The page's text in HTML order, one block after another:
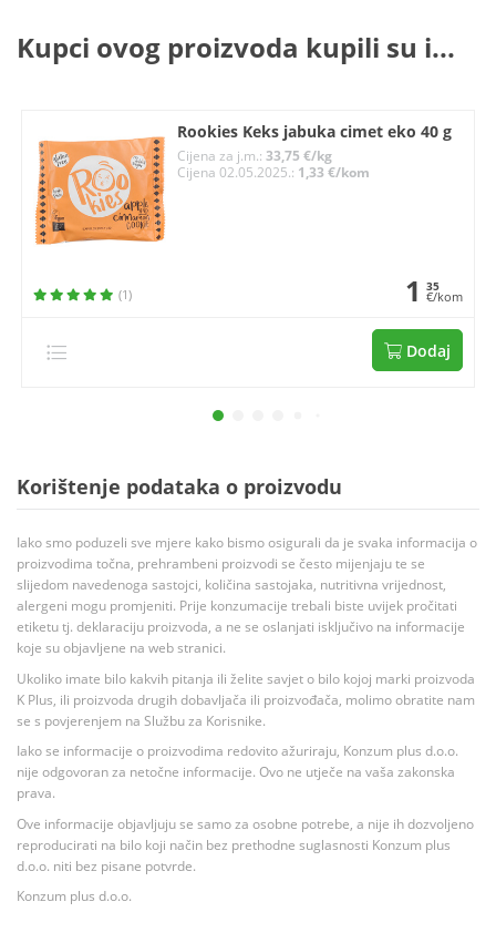
Kupci ovog proizvoda kupili su i...
Rookies Keks jabuka cimet eko 40 g
Cijena za j.m.:33,75 €/kg
Cijena 02.05.2025.: 1,33 €/kom
(1) 1 35
€/kom
Dodaj
Korištenje podataka o proizvodu
Iako smo poduzeli sve mjere kako bismo osigurali da je svaka informacija o
proizvodima točna, prehrambeni proizvodi se često mijenjaju te se
slijedom navedenoga sastojci, količina sastojaka, nutritivna vrijednost,
alergeni mogu promjeniti. Prije konzumacije trebali biste uvijek pročitati
etiketu tj. deklaraciju proizvoda, a ne se oslanjati isključivo na informacije
koje su objavljene na web stranici.
Ukoliko imate bilo kakvih pitanja ili želite savjet o bilo kojoj marki proizvoda
K Plus, ili proizvoda drugih dobavljača ili proizvođača, molimo obratite nam
se s povjerenjem na Službu za Korisnike.
Iako se informacije o proizvodima redovito ažuriraju, Konzum plus d.o.o.
nije odgovoran za netočne informacije. Ovo ne utječe na vaša zakonska
prava.
Ove informacije objavljuju se samo za osobne potrebe, a nije ih dozvoljeno
reproducirati na bilo koji način bez prethodne suglasnosti Konzum plus
d.o.o. niti bez pisane potvrde.
Konzum plus d.o.o.